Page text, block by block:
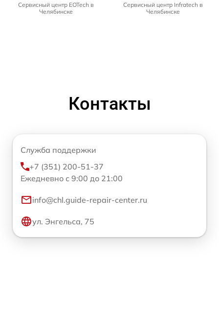
Сервисный центр EOTech в
Челябинске
Сервисный центр Infratech в
Челябинске
Контакты
Служба поддержки
+7 (351) 200-51-37
Ежедневно с 9:00 до 21:00
info@chl.guide-repair-center.ru
ул. Энгельса, 75